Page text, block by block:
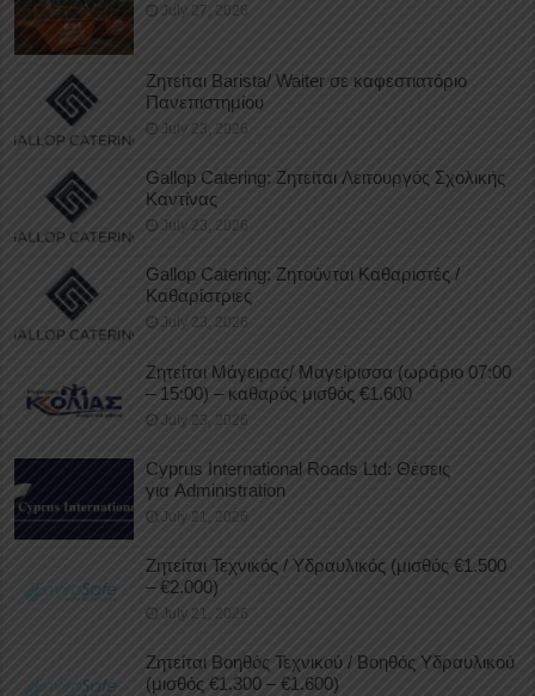
July 27, 2026
Ζητείται Barista/ Waiter σε καφεστιατόριο
Πανεπιστημίου
July 23, 2026
Gallop Catering: Ζητείται Λειτουργός Σχολικής
Καντίνας
July 23, 2026
Gallop Catering: Ζητούνται Καθαριστές /
Καθαρίστριες
July 23, 2026
Ζητείται Μάγειρας/ Μαγείρισσα (ωράριο 07:00
– 15:00) – καθαρός μισθός €1.600
July 23, 2026
Cyprus International Roads Ltd: Θέσεις
για Administration
July 21, 2026
Ζητείται Τεχνικός / Υδραυλικός (μισθός €1.500
– €2.000)
July 21, 2026
Ζητείται Βοηθός Τεχνικού / Βοηθός Υδραυλικού
(μισθός €1.300 – €1.600)